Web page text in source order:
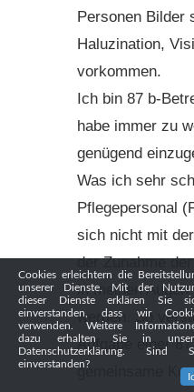
Personen Bilder
Haluzination,
vorkommen.
Ich bin 87 b-
habe immer zu
genügend
Was ich sehr
Pflegepersonal
sich nicht mit
der Zunahme
in meinen Augen
werden. So
Aufgabe einer 87
gemeinsame
Cookies erleichtern die
unserer Dienste. Mit der
dieser Dienste erklären Sie
einverstanden, dass wir
verwenden. Weitere
dazu erhalten Sie in
Datenschutzerklärung. Sind
einverstanden?